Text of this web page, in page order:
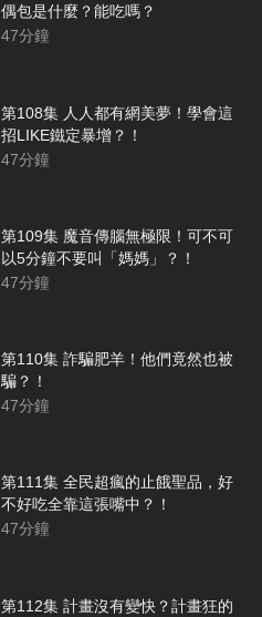
偶包是什麼？能吃嗎？
47分鐘
第108集 人人都有網美夢！學會這
招LIKE鐵定暴增？！
47分鐘
第109集 魔音傳腦無極限！可不可
以5分鐘不要叫「媽媽」？！
47分鐘
第110集 詐騙肥羊！他們竟然也被
騙？！
47分鐘
第111集 全民超瘋的止餓聖品，好
不好吃全靠這張嘴中？！
47分鐘
第112集 計畫沒有變快？計畫狂的